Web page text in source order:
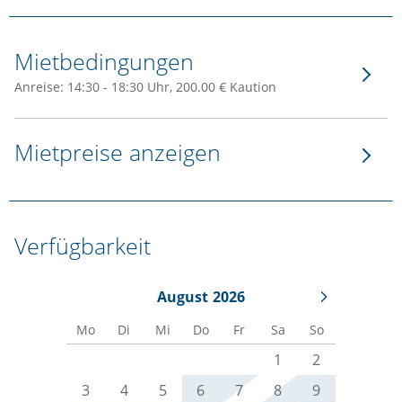
Mietbedingungen
Anreise: 14:30 - 18:30 Uhr, 200.00 € Kaution
Mietpreise anzeigen
Verfügbarkeit
August 2026
Mo Di Mi Do Fr Sa So
1
2
3
4 5 6 7 8
9